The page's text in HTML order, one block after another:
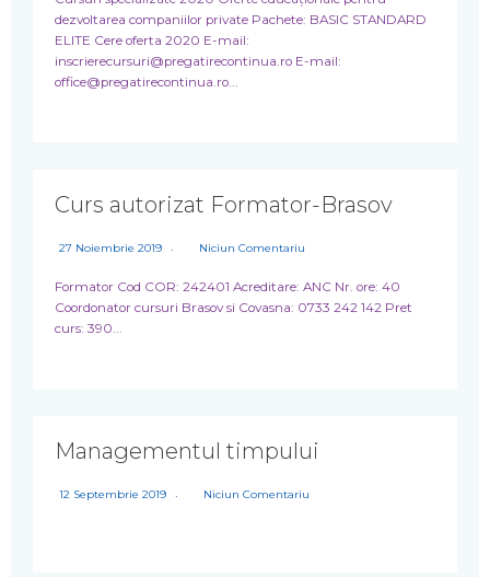
dezvoltarea companiilor private Pachete: BASIC STANDARD
ELITE Cere oferta 2020 E-mail:
inscrierecursuri@pregatirecontinua.ro E-mail:
office@pregatirecontinua.ro...
Curs autorizat Formator-Brasov
27 Noiembrie 2019 Niciun Comentariu
Formator Cod COR: 242401 Acreditare: ANC Nr. ore: 40
Coordonator cursuri Brasov si Covasna: 0733 242 142 Pret
curs: 390...
Managementul timpului
12 Septembrie 2019 Niciun Comentariu